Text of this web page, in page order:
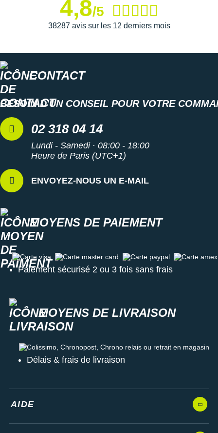
4,8/5
38287 avis sur les 12 derniers mois
CONTACT
BESOIN D'UN CONSEIL POUR VOTRE
02 318 04 14
Lundi - Samedi · 08:00 - 18:00
Heure de Paris (UTC+1)
ENVOYEZ-NOUS UN E-MAIL
MOYENS DE PAIEMENT
Carte visa Carte master card Carte paypal Carte amex
Paiement sécurisé 2 ou 3 fois sans frais
MOYENS DE LIVRAISON
Colissimo, Chronopost, Chrono relais ou retrait en magasin
Délais & frais de livraison
AIDE